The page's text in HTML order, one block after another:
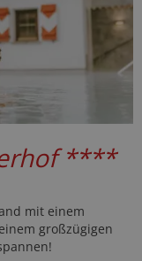
****
mit einem
großzügigen